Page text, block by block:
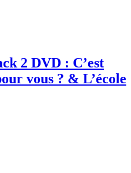
2 DVD : C’est
vous ? & L’école